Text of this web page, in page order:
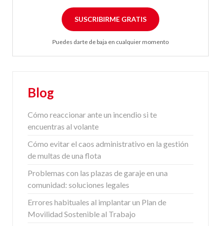
SUSCRIBIRME GRATIS
Puedes darte de baja en cualquier momento
Blog
Cómo reaccionar ante un incendio si te
encuentras al volante
Cómo evitar el caos administrativo en la gestión
de multas de una flota
Problemas con las plazas de garaje en una
comunidad: soluciones legales
Errores habituales al implantar un Plan de
Movilidad Sostenible al Trabajo